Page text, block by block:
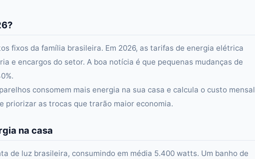
fixos da família brasileira. Em 2026, as tarifas de energia elétrica
e encargos do setor. A boa notícia é que pequenas mudanças de
consomem mais energia na sua casa e calcula o custo mensal
priorizar as trocas que trarão maior economia.
na casa
de luz brasileira, consumindo em média 5.400 watts. Um banho de